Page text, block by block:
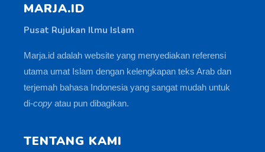
MARJA.ID
Pusat Rujukan Ilmu Islam
Marja.id adalah website yang menyediakan referensi
utama umat Islam dengan kelengkapan teks Arab dan
terjemah bahasa Indonesia yang sangat mudah untuk
di-copy atau pun dibagikan.
TENTANG KAMI